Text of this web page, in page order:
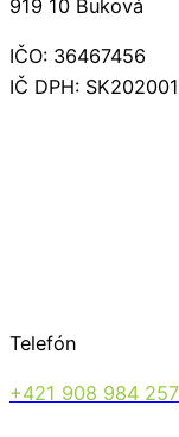
919 10 Buková
IČO: 36467456
IČ DPH:
Telefón
+421 908 984 257